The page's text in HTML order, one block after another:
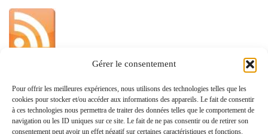
Gérer le consentement
Pour offrir les meilleures expériences, nous utilisons des technologies telles que les
cookies pour stocker et/ou accéder aux informations des appareils. Le fait de consentir
à ces technologies nous permettra de traiter des données telles que le comportement de
navigation ou les ID uniques sur ce site. Le fait de ne pas consentir ou de retirer son
consentement peut avoir un effet négatif sur certaines caractéristiques et fonctions.
»
Politique de confidentialité